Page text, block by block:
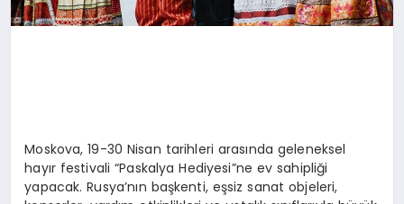
Moskova, 19-30 Nisan tarihleri arasında geleneksel
hayır festivali “Paskalya Hediyesi”ne ev sahipliği
yapacak. Rusya’nın başkenti, eşsiz sanat objeleri,